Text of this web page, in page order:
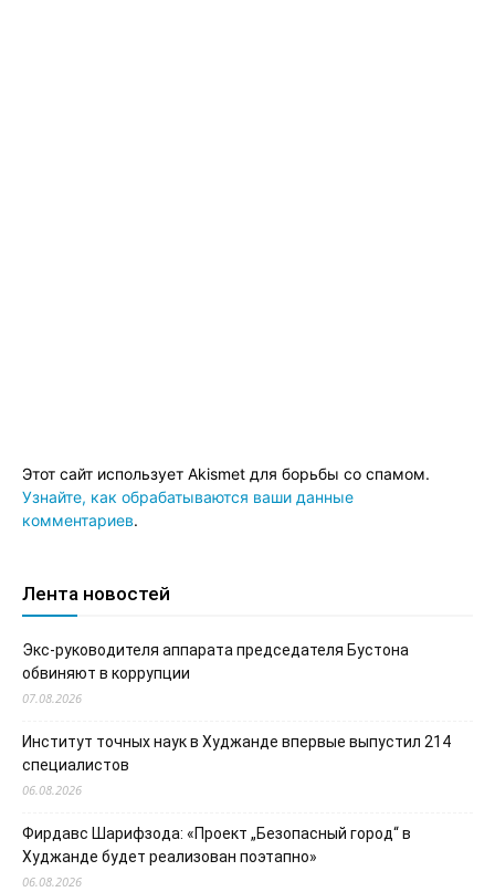
Этот сайт использует Akismet для борьбы со спамом.
Узнайте, как обрабатываются ваши данные
комментариев.
Лента новостей
Экс-руководителя аппарата председателя Бустона
обвиняют в коррупции
07.08.2026
Институт точных наук в Худжанде впервые выпустил 214
специалистов
06.08.2026
Фирдавс Шарифзода: «Проект „Безопасный город“ в
Худжанде будет реализован поэтапно»
06.08.2026